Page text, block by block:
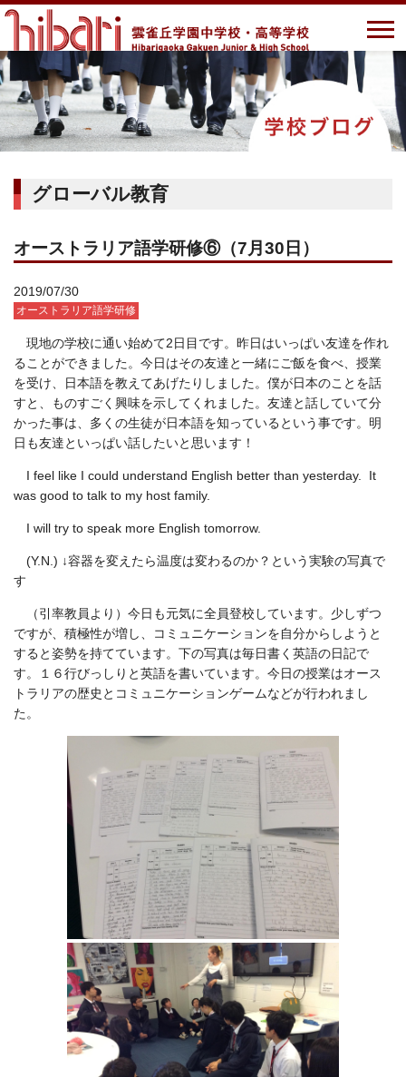
グローバル教育
オーストラリア語学研修⑥（7月30日）
2019/07/30
オーストラリア語学研修
現地の学校に通い始めて2日目です。昨日はいっぱい友達を作れ
ることができました。今日はその友達と一緒にご飯を食べ、授業
を受け、日本語を教えてあげたりしました。僕が日本のことを話
すと、ものすごく興味を示してくれました。友達と話していて分
かった事は、多くの生徒が日本語を知っているという事です。明
日も友達といっぱい話したいと思います！
I feel like I could understand English better than yesterday. It
was good to talk to my host family.
I will try to speak more English tomorrow.
(Y.N.) ↓容器を変えたら温度は変わるのか？という実験の写真で
す
（引率教員より）今日も元気に全員登校しています。少しずつ
ですが、積極性が増し、コミュニケーションを自分からしようと
すると姿勢を持てています。下の写真は毎日書く英語の日記で
す。１６行びっしりと英語を書いています。今日の授業はオース
トラリアの歴史とコミュニケーションゲームなどが行われまし
た。